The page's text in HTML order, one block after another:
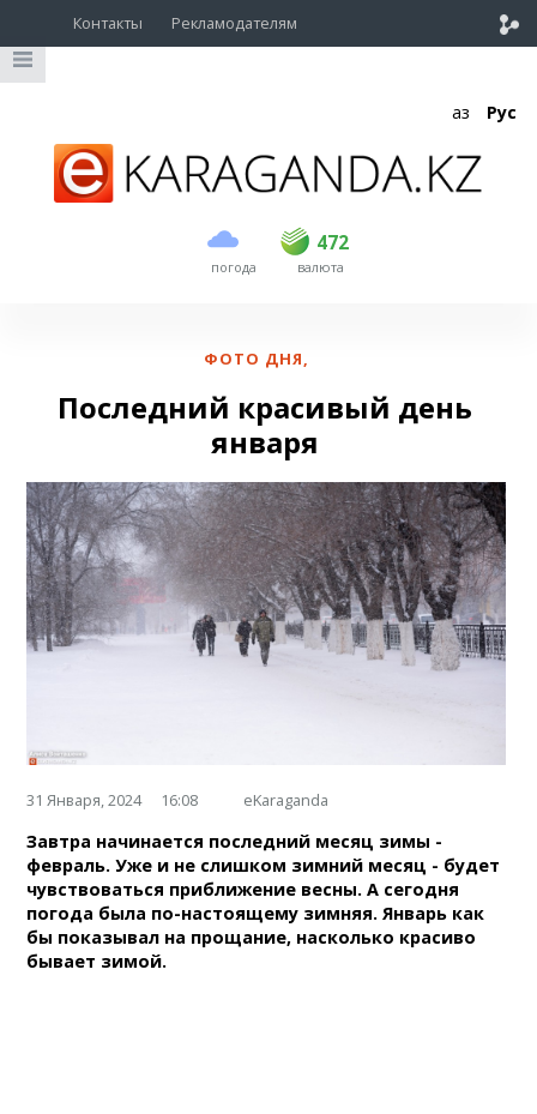
Контакты Рекламодателям
Қаз Рус
погода
472
USD 470 472
EUR валюта
ФОТО ДНЯ,
Последний красивый день
января
31 Января, 2024 16:08 eKaraganda
Завтра начинается последний месяц зимы -
февраль. Уже и не слишком зимний месяц - будет
чувствоваться приближение весны. А сегодня
погода была по-настоящему зимняя. Январь как
бы показывал на прощание, насколько красиво
бывает зимой.